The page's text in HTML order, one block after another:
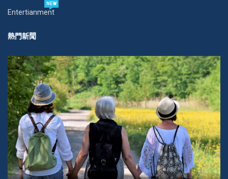
Entertianment
NEW
熱門新聞